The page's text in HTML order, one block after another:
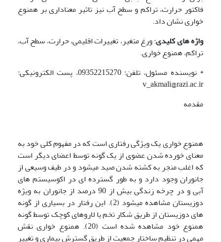
فاکتور حرارت، تراکم و سطح آب نیز تاثیر معناداری بر همنوع
خواری نشان داد.
واژه های کلیدی: ورغ متغیر، تغییرات اقلیمی، حرارت، سطح آب،
تراکم، همنوع خواری.
* نویسنده مسئول، تلفن: 09352215270، پست الکترونیکی:
v_akmali@razi.ac.ir
مقدمه
همنوع خواری یک ویژگی رفتاری است که در مفهوم کلی خود به
معنای خورده شدن عضوی از یک گونه توسط اعضای دیگر است
که اغلب منجر به کشته شدن صید می‍شود و در طیف وسیعی از
جانوران وجود دارد و به طور گسترده ای در اکوسیستم های
آبی و در چرخه زندگی بیش از 90 درصد از جانوران به ویژه
دوزیستان مشاهده می­شود (2). این رفتار در بسیاری از گونه
های دوزیستان از طریق شکار تخم یا لاروهای کوچک توسط گونه
همنوع خود مشاهده شده است (20). همنوع خواری نقش
مهمی در تنظیم ساختار جمعیت از طریق گسترش بیماری و تغییر